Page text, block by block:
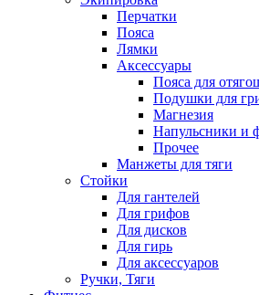
Перчатки
Пояса
Лямки
Аксессуары
Пояса для
Подушки для
Магнезия
Напульсники и
Прочее
Манжеты для тяги
Стойки
Для гантелей
Для грифов
Для дисков
Для гирь
Для аксессуаров
Ручки, Тяги